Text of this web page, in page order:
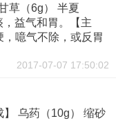
草（6g） 半夏
，益气和胃。【主
噫气不除，或反胃
2017-07-07 17:50:02
乌药（10g） 缩砂